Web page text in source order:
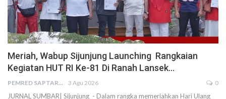
Meriah, Wabup Sijunjung Launching Rangkaian
Kegiatan HUT RI Ke-81 Di Ranah Lansek…
PEMRED SAPTARIUS 3 Agu 2026 0
JURNAL SUMBAR| Sijunjung - Dalam rangka memeriahkan Hari Ulang